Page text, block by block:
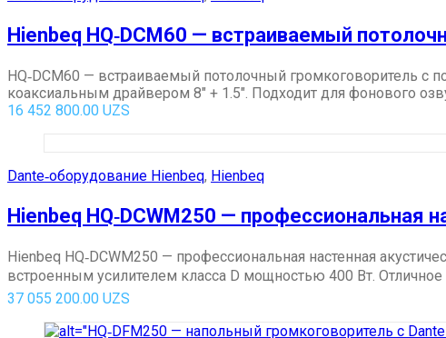
Hienbeq HQ‑DCM60 — встраиваемый
HQ‑DCM60 — встраиваемый потолочный громкоговоритель с
коаксиальным драйвером 8″ + 1.5″. Подходит для фонового
16 452 800.00 UZS
Dante‑оборудование Hienbeq, Hienbeq
Hienbeq HQ‑DCWM250 — профессиональная
Hienbeq HQ‑DCWM250 — профессиональная настенная
встроенным усилителем класса D мощностью 400 Вт.
37 055 200.00 UZS